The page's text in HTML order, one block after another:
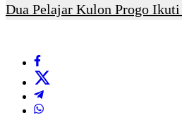
Dua Pelajar Kulon Progo